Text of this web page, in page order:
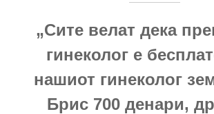
„Сите велат дека
гинеколог е
нашиот гинеколог
Брис 700 денари,